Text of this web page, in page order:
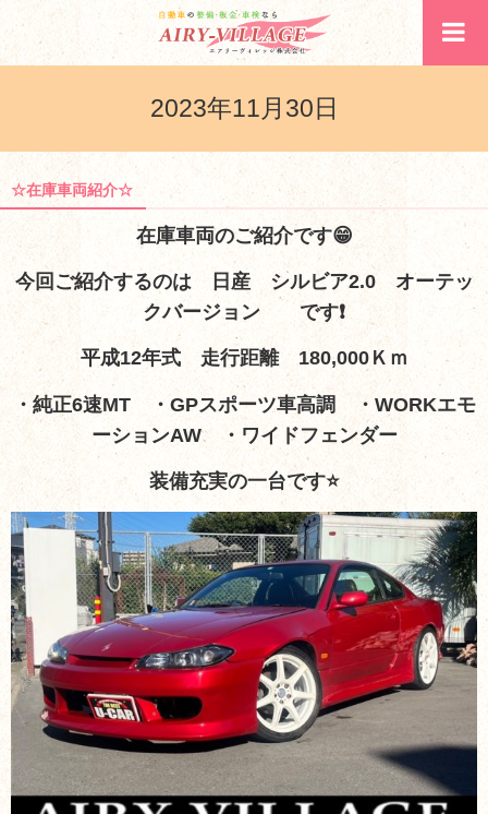
2023年11月30日
☆在庫車両紹介☆
在庫車両のご紹介です😁
今回ご紹介するのは 日産 シルビア2.0 オーテッ
クバージョン
です❗
平成12年式 走行距離 180,000Ｋｍ
・純正6速MT ・GPスポーツ車高調 ・WORKエモ
ーションAW ・ワイドフェンダー
装備充実の一台です⭐